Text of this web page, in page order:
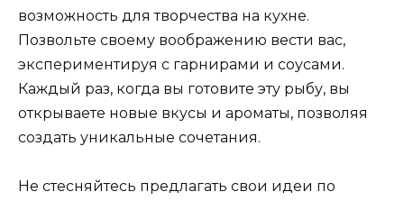
возможность для творчества на кухне.
Позвольте своему воображению вести вас,
экспериментируя с гарнирами и соусами.
Каждый раз, когда вы готовите эту рыбу, вы
открываете новые вкусы и ароматы, позволяя
создать уникальные сочетания.
Не стесняйтесь предлагать свои идеи по